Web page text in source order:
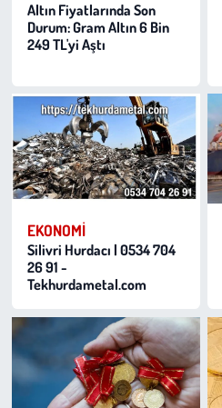
Altın Fiyatlarında Son
Durum: Gram Altın 6 Bin
249 TL'yi Aştı
EKONOMI
Silivri Hurdacı | 0534 704
26 91 -
Tekhurdametal.com